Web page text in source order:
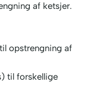
af ketsjer.
opstrengning af
til forskellige